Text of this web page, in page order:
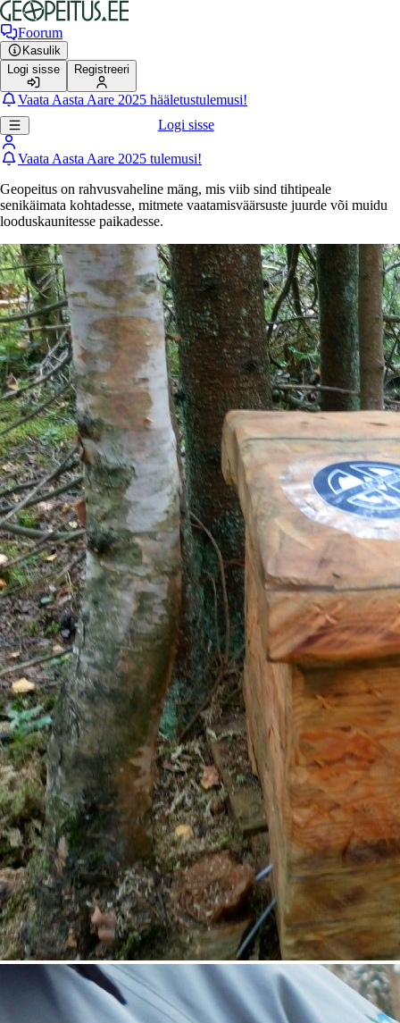
Foorum
Kasulik
Logi sisse
Registreeri
Vaata Aasta Aare 2025 hääletustulemusi!
Logi sisse
Vaata Aasta Aare 2025 tulemusi!
Geopeitus on rahvusvaheline mäng, mis viib sind tihtipeale
senikäimata kohtadesse, mitmete vaatamisväärsuste juurde või muidu
looduskaunitesse paikadesse.